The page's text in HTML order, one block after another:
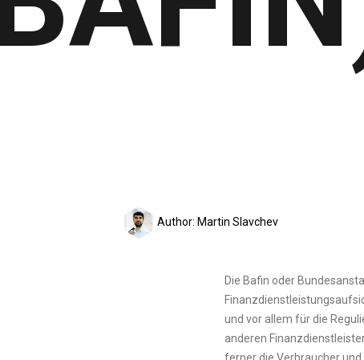
Author: Martin Slavchev
Die Bafin oder
und vor allem für die
anderen
ferner die Verbraucher